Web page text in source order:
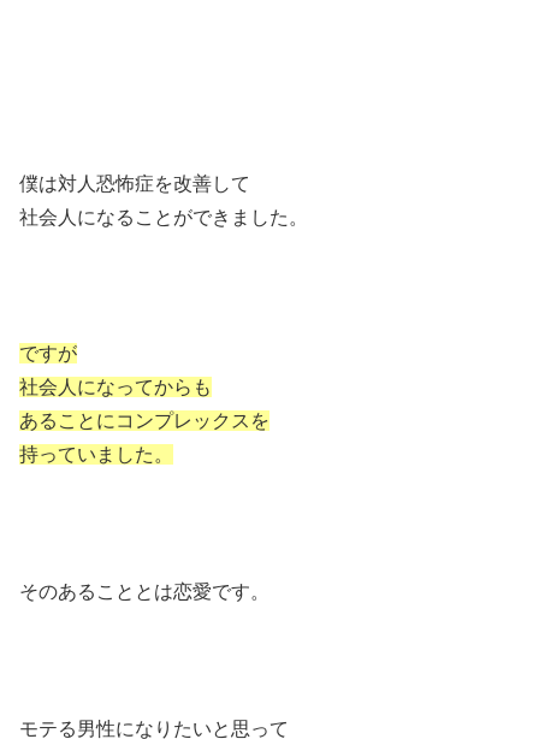
僕は対人恐怖症を改善して
社会人になることができました。
ですが
社会人になってからも
あることにコンプレックスを
持っていました。
そのあることとは恋愛です。
モテる男性になりたいと思って